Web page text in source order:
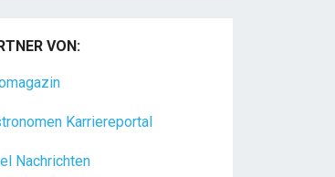
Arbeitsplatz mit
Chef de Rang
und liebst[...]
VON:
Karriereportal
Nachrichten